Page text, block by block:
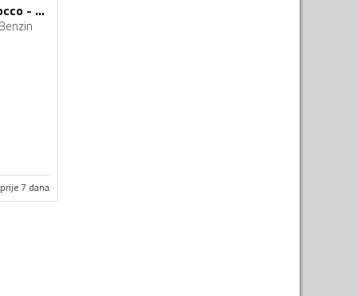
Volkswagen - Scirocco - 2.0 TSI
prije 7 dana